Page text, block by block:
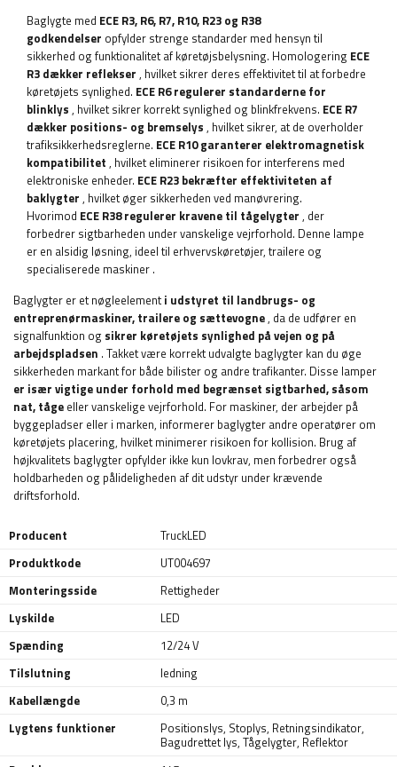
Baglygte med ECE R3, R6, R7, R10, R23 og R38
godkendelser opfylder strenge standarder med hensyn til
sikkerhed og funktionalitet af køretøjsbelysning. Homologering ECE
R3 dækker reflekser , hvilket sikrer deres effektivitet til at forbedre
køretøjets synlighed. ECE R6 regulerer standarderne for
blinklys , hvilket sikrer korrekt synlighed og blinkfrekvens. ECE R7
dækker positions- og bremselys , hvilket sikrer, at de overholder
trafiksikkerhedsreglerne. ECE R10 garanterer elektromagnetisk
kompatibilitet , hvilket eliminerer risikoen for interferens med
elektroniske enheder. ECE R23 bekræfter effektiviteten af ​​
baklygter , hvilket øger sikkerheden ved manøvrering.
Hvorimod ECE R38 regulerer kravene til tågelygter , der
forbedrer sigtbarheden under vanskelige vejrforhold. Denne lampe
er en alsidig løsning, ideel til erhvervskøretøjer, trailere og
specialiserede maskiner .
Baglygter er et nøgleelementi udstyret til landbrugs- og
entreprenørmaskiner, trailere og sættevogne, da de udfører en
signalfunktion og sikrer køretøjets synlighed på vejen og på
arbejdspladsen . Takket være korrekt udvalgte baglygter kan du øge
sikkerheden markant for både bilister og andre trafikanter. Disse lamper
er især vigtige under forhold med begrænset sigtbarhed, såsom
nat, tåge eller vanskelige vejrforhold. For maskiner, der arbejder på
byggepladser eller i marken, informerer baglygter andre operatører om
køretøjets placering, hvilket minimerer risikoen for kollision. Brug af
højkvalitets baglygter opfylder ikke kun lovkrav, men forbedrer også
holdbarheden og pålideligheden af ​​dit udstyr under krævende
driftsforhold.
Producent
TruckLED
Produktkode
UT004697
Monteringsside
Rettigheder
Lyskilde
LED
Spænding
12/24 V
Tilslutning
ledning
Kabellængde
0,3 m
Lygtens funktioner
Positionslys, Stoplys, Retningsindikator,
Bagudrettet lys,Tågelygter, Reflektor